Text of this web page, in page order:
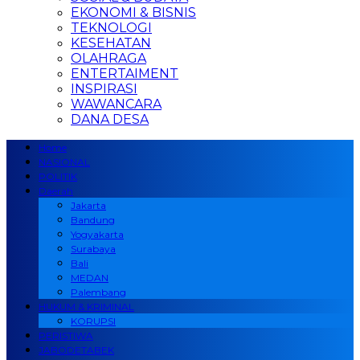
EKONOMI & BISNIS
TEKNOLOGI
KESEHATAN
OLAHRAGA
ENTERTAIMENT
INSPIRASI
WAWANCARA
DANA DESA
Home
NASIONAL
POLITIK
Daerah
Jakarta
Bandung
Yogyakarta
Surabaya
Bali
MEDAN
Palembang
HUKUM & KRIMINAL
KORUPSI
PERISTIWA
JABODETABEK